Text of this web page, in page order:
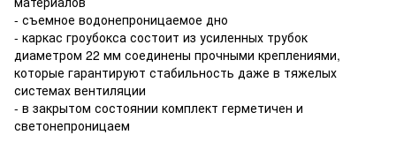
- съемное водонепроницаемое дно
- каркас гроубокса состоит из усиленных трубок
диаметром 22 мм соединены прочными креплениями,
которые гарантируют стабильность даже в тяжелых
системах вентиляции
- в закрытом состоянии комплект герметичен и
светонепроницаем